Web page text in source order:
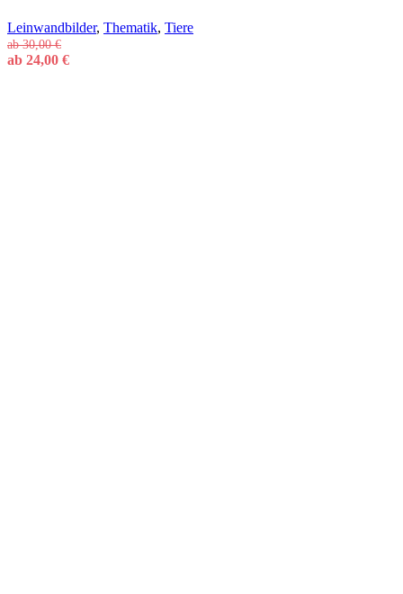
Leinwandbilder, Thematik, Tiere
ab30,00€
ab 24,00 €